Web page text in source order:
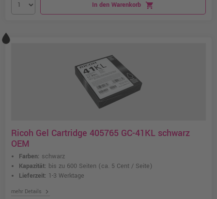
In den Warenkorb shopping_cart
Ricoh Gel Cartridge 405765 GC-41KL schwarz
OEM
Farben: schwarz
Kapazität: bis zu 600 Seiten (ca. 5 Cent / Seite)
Lieferzeit: 1-3 Werktage
mehr Details chevron_right